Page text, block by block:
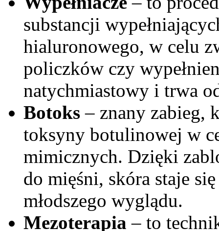
substancji
hialuronowego, w celu
policzków czy
natychmiastowy i trwa
Botoks – znany zabieg,
toksyny botulinowej w
mimicznych. Dzięki
do mięśni, skóra staje
młodszego wyglądu.
Mezoterapia – to